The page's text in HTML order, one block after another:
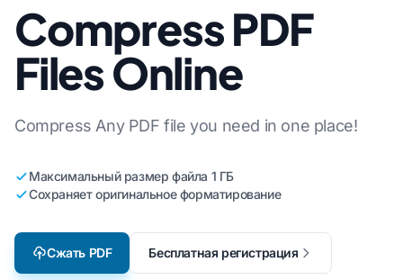
Compress PDF
Files Online
Compress Any PDF file you need in one place!
Максимальный размер файла 1 ГБ
Сохраняет оригинальное форматирование
Сжать PDF Бесплатная регистрация